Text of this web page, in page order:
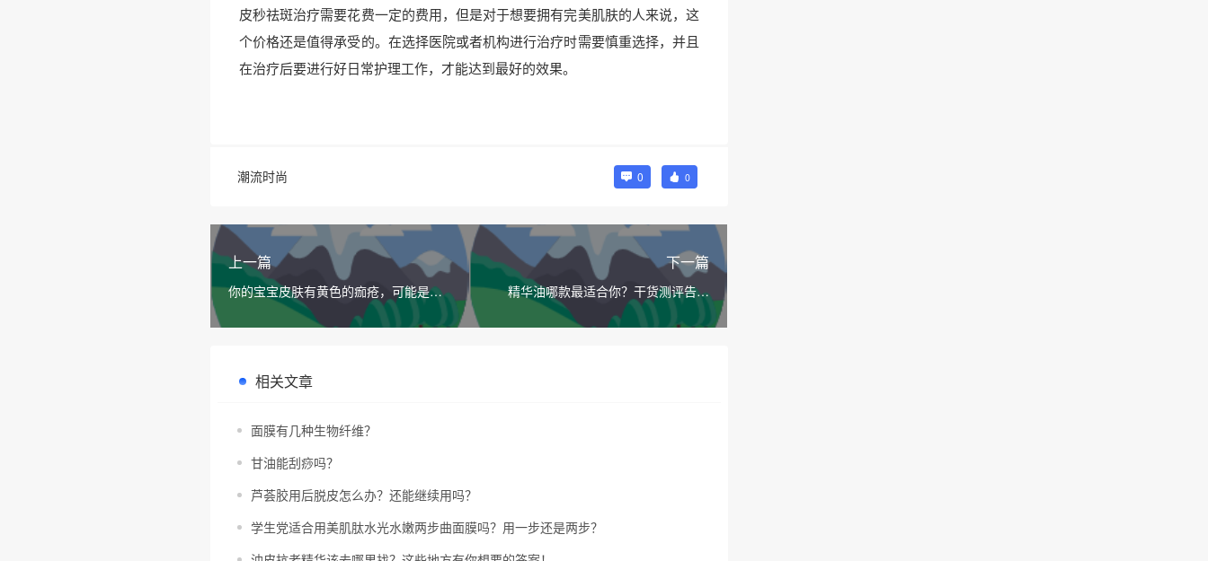
皮秒祛斑治疗需要花费一定的费用，但是对于想要拥有完美肌肤的人来说，这
个价格还是值得承受的。在选择医院或者机构进行治疗时需要慎重选择，并且
在治疗后要进行好日常护理工作，才能达到最好的效果。
潮流时尚 0 0
上一篇
你的宝宝皮肤有黄色的痂疮，可能是脂
溢性湿疹吗？
下一篇
精华油哪款最适合你？干货测评告诉
你！
相关文章
面膜有几种生物纤维？
甘油能刮痧吗？
芦荟胶用后脱皮怎么办？还能继续用吗？
学生党适合用美肌肽水光水嫩两步曲面膜吗？用一步还是两步？